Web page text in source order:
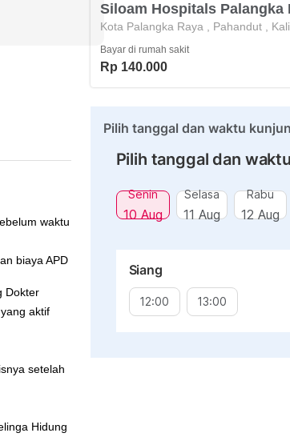
waktu
biaya APD
Dokter
aktif
setelah
Hidung
Siloam Hospitals Palangka
Kota Palangka Raya Pahandut
Bayar di rumah sakit
Rp 140.000
Pilih tanggal dan waktu
Pilih tanggal dan
Senin
10 Aug
Selasa
11 Aug
Rabu
12 Aug
Siang
12:00 13:00